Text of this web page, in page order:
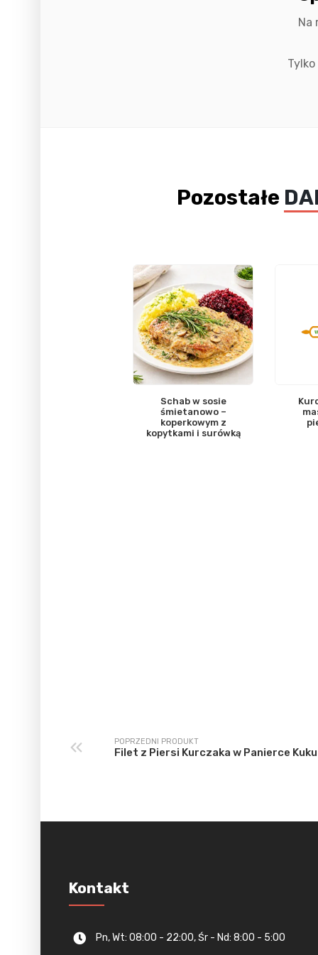
Na
Pozostałe
Schab w sosie
śmietanowo –
koperkowym z
kopytkami i surówką
POPRZEDNI PRODUKT
Filet z Piersi Kurczaka w Panierce
Kontakt
Pn, Wt: 08:00 - 22:00, Śr - Nd: 8:00 - 5:00